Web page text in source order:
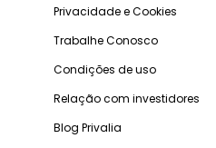
Privacidade e Cookies
Trabalhe Conosco
Condições de uso
Relação com investidores
Blog Privalia